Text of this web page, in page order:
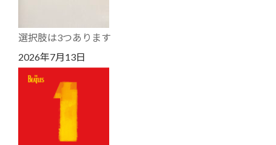
選択肢は3つあります
2026年7月13日